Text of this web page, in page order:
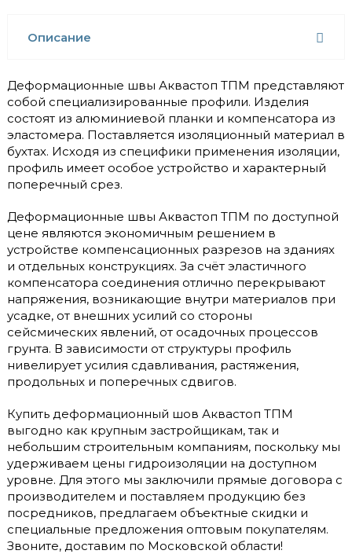
Описание
Деформационные швы Аквастоп ТПМ представляют
собой специализированные профили. Изделия
состоят из алюминиевой планки и компенсатора из
эластомера. Поставляется изоляционный материал в
бухтах. Исходя из специфики применения изоляции,
профиль имеет особое устройство и характерный
поперечный срез.
Деформационные швы Аквастоп ТПМ по доступной
цене являются экономичным решением в
устройстве компенсационных разрезов на зданиях
и отдельных конструкциях. За счёт эластичного
компенсатора соединения отлично перекрывают
напряжения, возникающие внутри материалов при
усадке, от внешних усилий со стороны
сейсмических явлений, от осадочных процессов
грунта. В зависимости от структуры профиль
нивелирует усилия сдавливания, растяжения,
продольных и поперечных сдвигов.
Купить деформационный шов Аквастоп ТПМ
выгодно как крупным застройщикам, так и
небольшим строительным компаниям, поскольку мы
удерживаем цены гидроизоляции на доступном
уровне. Для этого мы заключили прямые договора с
производителем и поставляем продукцию без
посредников, предлагаем объектные скидки и
специальные предложения оптовым покупателям.
Звоните, доставим по Московской области!